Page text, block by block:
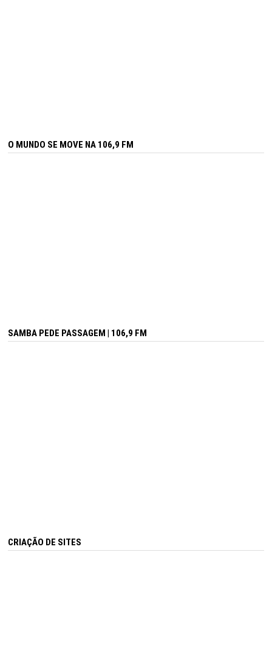
O MUNDO SE MOVE NA 106,9 FM
SAMBA PEDE PASSAGEM | 106,9 FM
CRIAÇÃO DE SITES